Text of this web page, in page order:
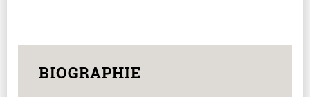
BIOGRAPHIE